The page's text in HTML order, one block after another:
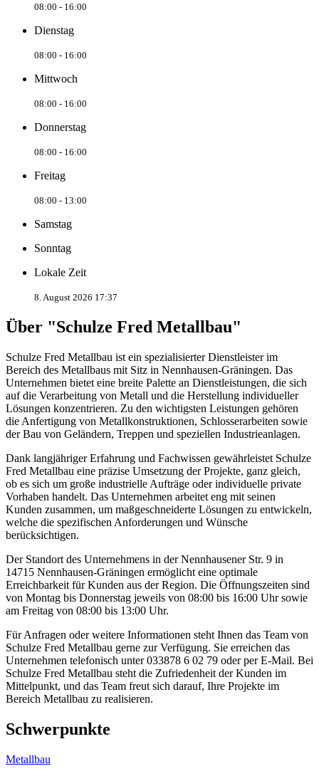
08:00 - 16:00
Dienstag
08:00 - 16:00
Mittwoch
08:00 - 16:00
Donnerstag
08:00 - 16:00
Freitag
08:00 - 13:00
Samstag
Sonntag
Lokale Zeit
8. August 2026 17:37
Über "Schulze Fred Metallbau"
Schulze Fred Metallbau ist ein spezialisierter Dienstleister im
Bereich des Metallbaus mit Sitz in Nennhausen-Gräningen. Das
Unternehmen bietet eine breite Palette an Dienstleistungen, die sich
auf die Verarbeitung von Metall und die Herstellung individueller
Lösungen konzentrieren. Zu den wichtigsten Leistungen gehören
die Anfertigung von Metallkonstruktionen, Schlosserarbeiten sowie
der Bau von Geländern, Treppen und speziellen Industrieanlagen.
Dank langjähriger Erfahrung und Fachwissen gewährleistet Schulze
Fred Metallbau eine präzise Umsetzung der Projekte, ganz gleich,
ob es sich um große industrielle Aufträge oder individuelle private
Vorhaben handelt. Das Unternehmen arbeitet eng mit seinen
Kunden zusammen, um maßgeschneiderte Lösungen zu entwickeln,
welche die spezifischen Anforderungen und Wünsche
berücksichtigen.
Der Standort des Unternehmens in der Nennhausener Str. 9 in
14715 Nennhausen-Gräningen ermöglicht eine optimale
Erreichbarkeit für Kunden aus der Region. Die Öffnungszeiten sind
von Montag bis Donnerstag jeweils von 08:00 bis 16:00 Uhr sowie
am Freitag von 08:00 bis 13:00 Uhr.
Für Anfragen oder weitere Informationen steht Ihnen das Team von
Schulze Fred Metallbau gerne zur Verfügung. Sie erreichen das
Unternehmen telefonisch unter 033878 6 02 79 oder per E-Mail. Bei
Schulze Fred Metallbau steht die Zufriedenheit der Kunden im
Mittelpunkt, und das Team freut sich darauf, Ihre Projekte im
Bereich Metallbau zu realisieren.
Schwerpunkte
Metallbau